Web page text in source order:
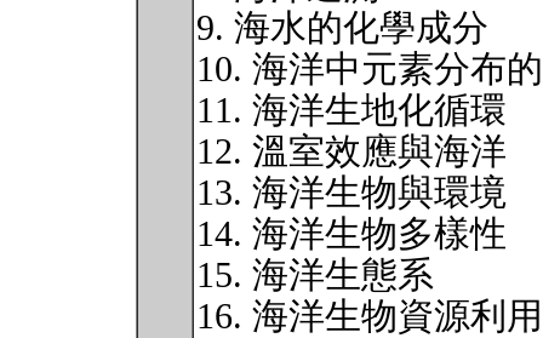
9. 海水的化學成分
10. 海洋中元素分布
11. 海洋生地化循環
12. 溫室效應與海洋
13. 海洋生物與環境
14. 海洋生物多樣性
15. 海洋生態系
16. 海洋生物資源利